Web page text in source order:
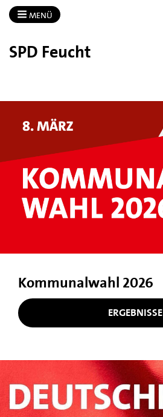
MENÜ
SPD Feucht
Kommunalwahl 2026
ERGEBNISSE